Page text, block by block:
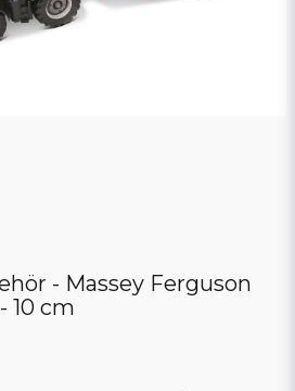
- Massey Ferguson
10 cm